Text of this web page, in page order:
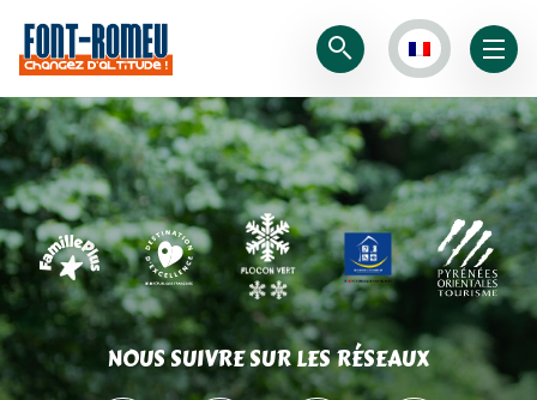
NOUS SUIVRE SUR LES RÉSEAUX